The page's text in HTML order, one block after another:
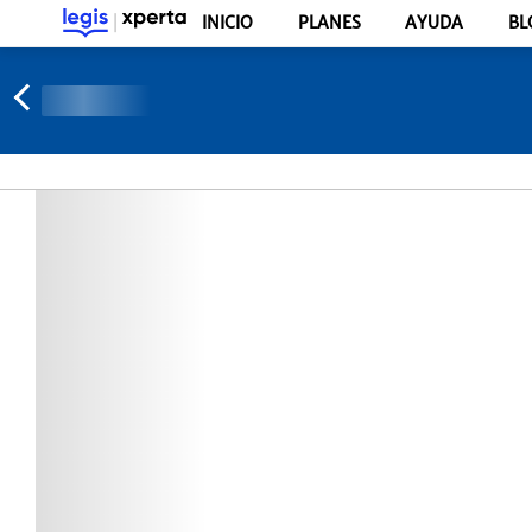
INICIO PLANES AYUDA